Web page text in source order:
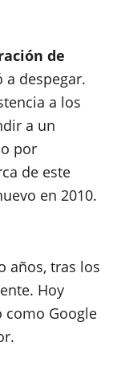
de
a despegar.
a los
a un
por
de este
en 2010.
años, tras los
Hoy
como Google